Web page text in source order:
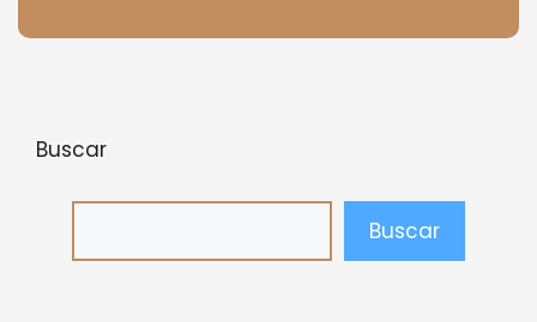
Buscar
Buscar